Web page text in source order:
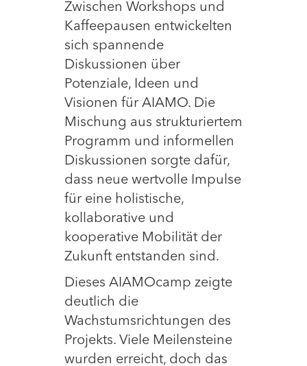
Zwischen Workshops und
Kaffeepausen entwickelten
sich spannende
Diskussionen über
Potenziale, Ideen und
Visionen für AIAMO. Die
Mischung aus strukturiertem
Programm und informellen
Diskussionen sorgte dafür,
dass neue wertvolle Impulse
für eine holistische,
kollaborative und
kooperative Mobilität der
Zukunft entstanden sind.
Dieses AIAMOcamp zeigte
deutlich die
Wachstumsrichtungen des
Projekts. Viele Meilensteine
wurden erreicht, doch das